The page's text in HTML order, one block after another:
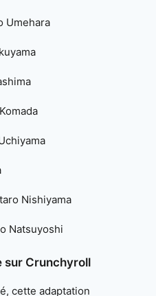
Umehara
Nishiyama
Natsuyoshi
sur Crunchyroll
cette adaptation